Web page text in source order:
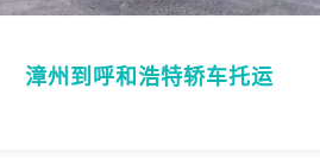
漳州到呼和浩特轿车托运